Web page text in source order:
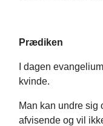
Prædiken
I dagen
kvinde.
Man kan undre sig
afvisende og vil